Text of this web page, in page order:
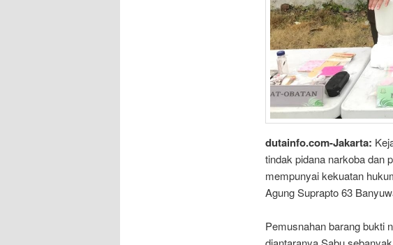
dutainfo.com-Jakarta:
tindak pidana narkoba dan
mempunyai kekuatan
Agung Suprapto 63
Pemusnahan barang bukti